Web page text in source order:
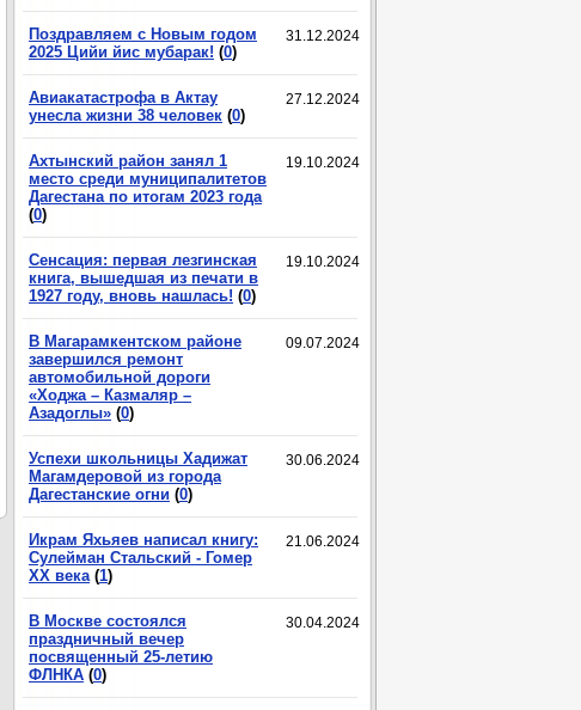
31.12.2024
Поздравляем с Новым годом
2025 Цийи йис мубарак! (0)
27.12.2024
Авиакатастрофа в Актау
унесла жизни 38 человек (0)
19.10.2024
Ахтынский район занял 1
место среди муниципалитетов
Дагестана по итогам 2023 года
(0)
19.10.2024
Сенсация: первая лезгинская
книга, вышедшая из печати в
1927 году, вновь нашлась! (0)
09.07.2024
В Магарамкентском районе
завершился ремонт
автомобильной дороги
«Ходжа – Казмаляр –
Азадоглы» (0)
30.06.2024
Успехи школьницы Хадижат
Магамдеровой из города
Дагестанские огни (0)
21.06.2024
Икрам Яхьяев написал книгу:
Сулейман Стальский - Гомер
XX века (1)
30.04.2024
В Москве состоялся
праздничный вечер
посвященный 25-летию
ФЛНКА (0)